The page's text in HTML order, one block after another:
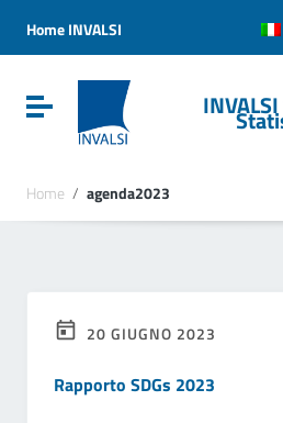
Vai al menu di navigazione
Vai al footer
Home INVALSI
Attiva / disattiva la navigazione
Home / agenda2023
20 GIUGNO 2023
Rapporto SDGs 2023